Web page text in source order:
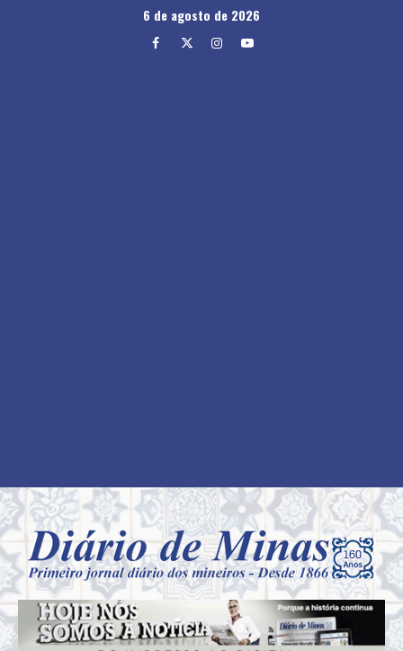
6 de agosto de 2026
Facebook
TwitterInstagram
Youtube